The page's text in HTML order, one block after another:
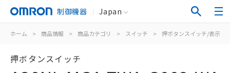
制御機器 Japan
ホーム > 商品情報 > 商品カテゴリ > スイッチ > 押ボタンスイッチ/表示灯
押ボタンスイッチ